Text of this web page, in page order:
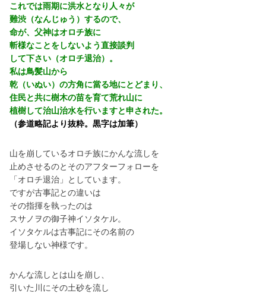
これでは雨期に洪水となり人々が
難渋（なんじゅう）するので、
命が、父神はオロチ族に
斬様なことをしないよう直接談判
して下さい（オロチ退治）。
私は鳥髪山から
乾（いぬい）の方角に當る地にとどまり、
住民と共に樹木の苗を育て荒れ山に
植樹して治山治水を行いますと申された。
（参道略記より抜粋。黒字は加筆）
山を崩しているオロチ族にかんな流しを
止めさせるのとそのアフターフォローを
「オロチ退治」としています。
ですが古事記との違いは
その指揮を執ったのは
スサノヲの御子神イソタケル。
イソタケルは古事記にその名前の
登場しない神様です。
かんな流しとは山を崩し、
引いた川にその土砂を流し